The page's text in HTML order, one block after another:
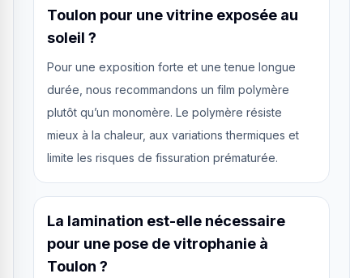
Toulon pour une vitrine exposée au
soleil ?
Pour une exposition forte et une tenue longue
durée, nous recommandons un film polymère
plutôt qu’un monomère. Le polymère résiste
mieux à la chaleur, aux variations thermiques et
limite les risques de fissuration prématurée.
La lamination est-elle nécessaire
pour une pose de vitrophanie à
Toulon ?